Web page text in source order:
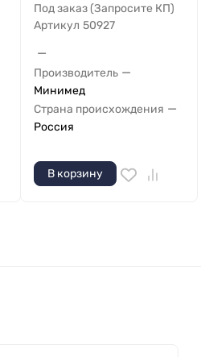
Под заказ (Запросите КП)
Артикул 50927
—
Производитель —
Минимед
Страна происхождения —
Россия
В корзину